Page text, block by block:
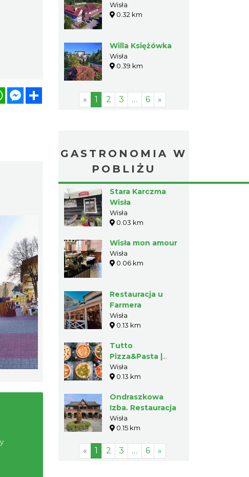
WhatsAppMessenger
Wisła
0.32 km
Willa Księżówka
Wisła
0.39 km
« 1 2 3 … 6 »
GASTRONOMIA W
POBLIŻU
Stara Karczma
Wisła
Wisła
0.03 km
Wisła mon amour
Wisła
0.06 km
Restauracja u
Farmera
Wisła
0.13 km
Tutto
Pizza&Pasta |
Wisła
Wisła
0.13 km
Ondraszkowa
Izba. Restauracja
Wisła
0.15 km
« 1 2 3 … 6 »